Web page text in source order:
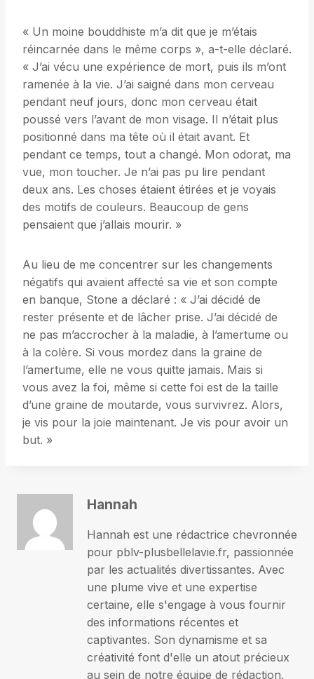
« Un moine bouddhiste m’a dit que je m’étais
réincarnée dans le même corps », a-t-elle déclaré.
« J’ai vécu une expérience de mort, puis ils m’ont
ramenée à la vie. J’ai saigné dans mon cerveau
pendant neuf jours, donc mon cerveau était
poussé vers l’avant de mon visage. Il n’était plus
positionné dans ma tête où il était avant. Et
pendant ce temps, tout a changé. Mon odorat, ma
vue, mon toucher. Je n’ai pas pu lire pendant
deux ans. Les choses étaient étirées et je voyais
des motifs de couleurs. Beaucoup de gens
pensaient que j’allais mourir. »
Au lieu de me concentrer sur les changements
négatifs qui avaient affecté sa vie et son compte
en banque, Stone a déclaré : « J’ai décidé de
rester présente et de lâcher prise. J’ai décidé de
ne pas m’accrocher à la maladie, à l’amertume ou
à la colère. Si vous mordez dans la graine de
l’amertume, elle ne vous quitte jamais. Mais si
vous avez la foi, même si cette foi est de la taille
d’une graine de moutarde, vous survivrez. Alors,
je vis pour la joie maintenant. Je vis pour avoir un
but. »
Hannah
Hannah est une rédactrice chevronnée
pour pblv-plusbellelavie.fr, passionnée
par les actualités divertissantes. Avec
une plume vive et une expertise
certaine, elle s'engage à vous fournir
des informations récentes et
captivantes. Son dynamisme et sa
créativité font d'elle un atout précieux
au sein de notre équipe de rédaction.